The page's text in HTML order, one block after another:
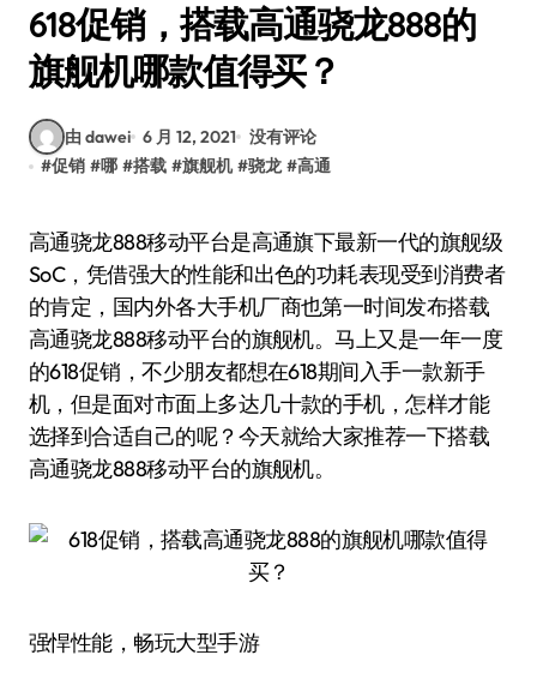
618促销，搭载高通骁龙888的
旗舰机哪款值得买？
由 dawei 6 月 12, 2021 没有评论
#促销 #哪 #搭载 #旗舰机 #骁龙 #高通
高通骁龙888移动平台是高通旗下最新一代的旗舰级
SoC，凭借强大的性能和出色的功耗表现受到消费者
的肯定，国内外各大手机厂商也第一时间发布搭载
高通骁龙888移动平台的旗舰机。马上又是一年一度
的618促销，不少朋友都想在618期间入手一款新手
机，但是面对市面上多达几十款的手机，怎样才能
选择到合适自己的呢？今天就给大家推荐一下搭载
高通骁龙888移动平台的旗舰机。
强悍性能，畅玩大型手游